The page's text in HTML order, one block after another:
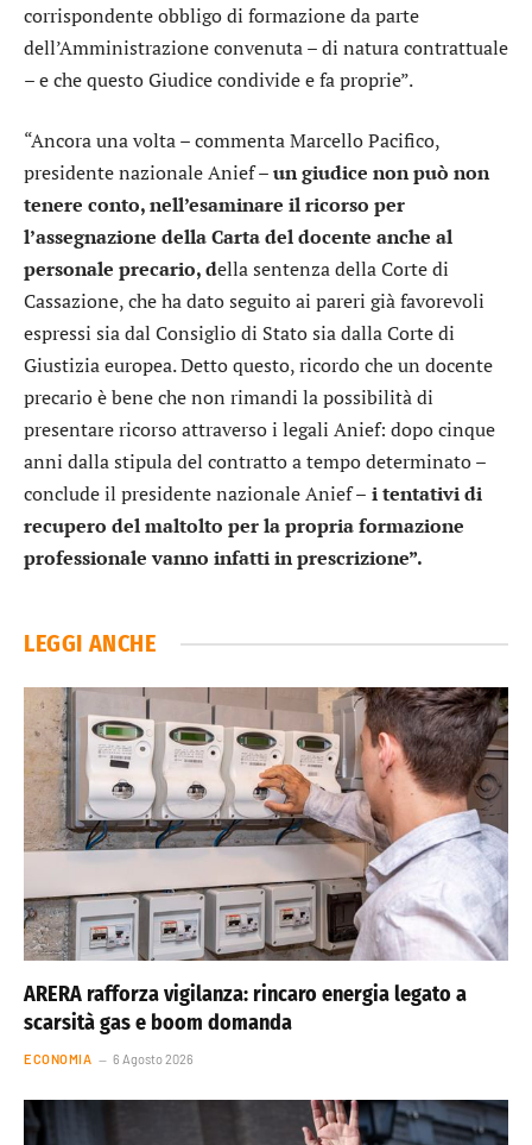
corrispondente obbligo di formazione da parte
dell’Amministrazione convenuta – di natura contrattuale
– e che questo Giudice condivide e fa proprie”.
“Ancora una volta – commenta Marcello Pacifico,
presidente nazionale Anief– un giudice non può non
tenere conto, nell’esaminare il ricorso per
l’assegnazione della Carta del docente anche al
personale precario, della sentenza della Corte di
Cassazione, che ha dato seguito ai pareri già favorevoli
espressi sia dal Consiglio di Stato sia dalla Corte di
Giustizia europea. Detto questo, ricordo che un docente
precario è bene che non rimandi la possibilità di
presentare ricorso attraverso i legali Anief: dopo cinque
anni dalla stipula del contratto a tempo determinato –
conclude il presidente nazionale Anief – i tentativi di
recupero del maltolto per la propria formazione
professionale vanno infatti in prescrizione”.
LEGGI ANCHE
ARERA rafforza vigilanza: rincaro energia legato a
scarsità gas e boom domanda
ECONOMIA 6 Agosto 2026